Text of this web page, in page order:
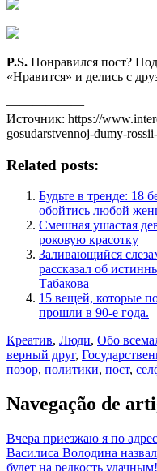
P.S. Понравился пост?
«Нравится» и делись с
——————
Источник: https://
gosudarstvennoj-dumy-
Related posts:
Будьте в тренде: 18
обойтись любой
Смешная ушастая
роковую красотку
Заливающийся
рассказал об
Табакова
15 вещей, которые
прошли в 90-е года.
Креатив, Люди, Обо всем
верный друг,
позор, политики, пост,
Navegação de
Вчера приезжаю я по
Василиса Володина
будет на редкость удачным!